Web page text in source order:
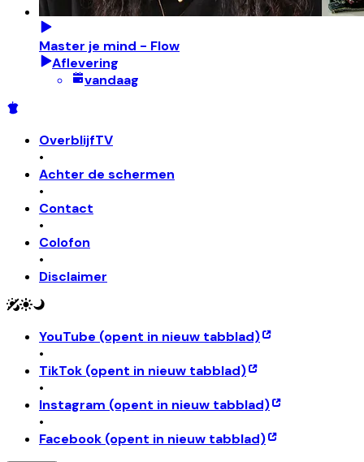
Master je mind - Flow
Aflevering
vandaag
OverblijfTV
•
Achter de schermen
•
Contact
•
Colofon
•
Disclaimer
YouTube (opent in nieuw tabblad)
•
TikTok (opent in nieuw tabblad)
•
Instagram (opent in nieuw tabblad)
•
Facebook (opent in nieuw tabblad)